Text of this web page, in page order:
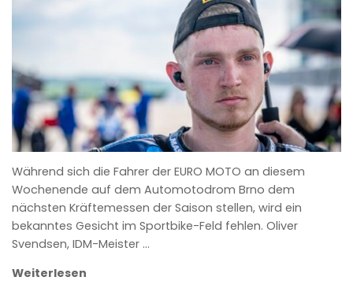
Während sich die Fahrer der EURO MOTO an diesem
Wochenende auf dem Automotodrom Brno dem
nächsten Kräftemessen der Saison stellen, wird ein
bekanntes Gesicht im Sportbike-Feld fehlen. Oliver
Svendsen, IDM-Meister …
Weiterlesen